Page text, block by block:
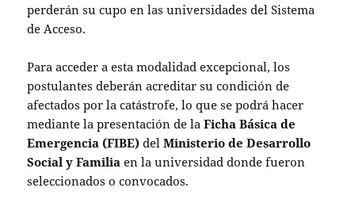
perderán su cupo en las universidades del Sistema
de Acceso.
Para acceder a esta modalidad excepcional, los
postulantes deberán acreditar su condición de
afectados por la catástrofe, lo que se podrá hacer
mediante la presentación de laFicha Básica de
Emergencia (FIBE) delMinisterio de Desarrollo
Social y Familia en la universidad donde fueron
seleccionados o convocados.